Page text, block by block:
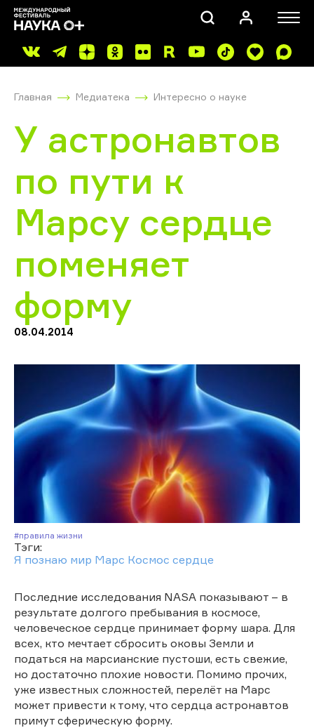
Главная Медиатека Интересно о науке
У астронавтов
по пути к
Марсу сердце
поменяет
форму
08.04.2014
#Правила жизни
Тэги:
Я познаю мир Марс Космос сердце
Последние исследования NASA показывают – в
результате долгого пребывания в космосе,
человеческое сердце принимает форму шара. Для
всех, кто мечтает сбросить оковы Земли и
податься на марсианские пустоши, есть свежие,
но достаточно плохие новости. Помимо прочих,
уже известных сложностей, перелёт на Марс
может привести к тому, что сердца астронавтов
примут сферическую форму.